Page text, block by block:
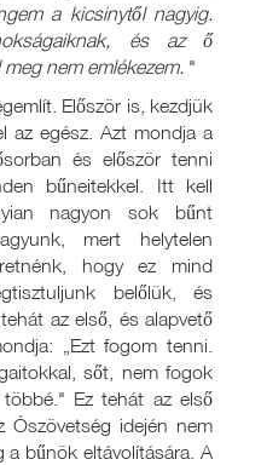
a kicsinytől nagyig.
és az ő
nem emlékezem. "
Először is, kezdjük
az egész. Azt mondja a
és először tenni
bűneitekkel. Itt kell
nagyon sok bűnt
mert helytelen
hogy ez mind
belőlük, és
az első, és alapvető
„Ezt fogom tenni.
sőt, nem fogok
többé." Ez tehát az első
Ószövetség idején nem
bűnök eltávolítására. A